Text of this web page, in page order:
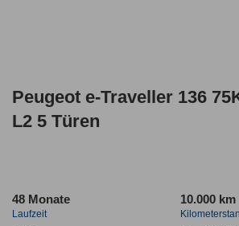
Peugeot e-Traveller 136
L2 5 Türen
48 Monate
Laufzeit
10.000 km